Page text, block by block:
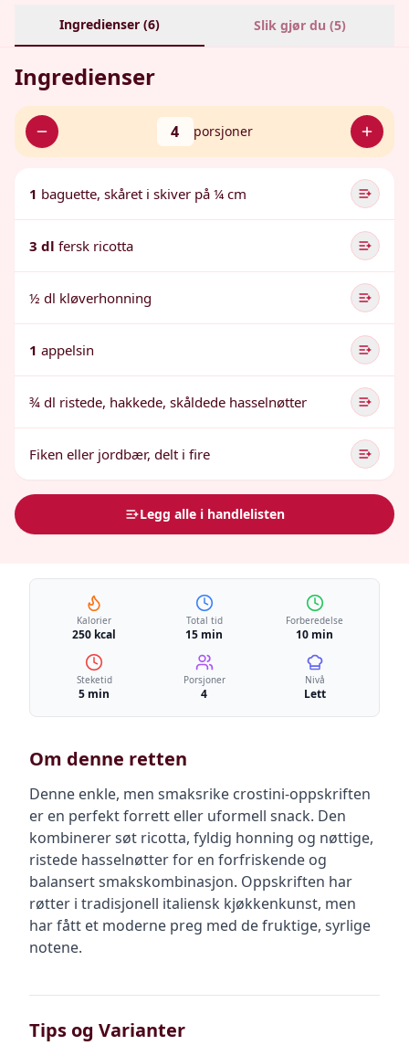
Ingredienser (6) Slik gjør du (5)
Ingredienser
4 porsjoner
1 baguette, skåret i skiver på ¼ cm
3 dl fersk ricotta
½ dl kløverhonning
1 appelsin
¾ dl ristede, hakkede, skåldede hasselnøtter
Fiken eller jordbær, delt i fire
Legg alle i handlelisten
Kalorier
250 kcal
Total tid
15 min
Forberedelse
10 min
Steketid
5 min
Porsjoner
4
Nivå
Lett
Om denne retten
Denne enkle, men smaksrike crostini-oppskriften
er en perfekt forrett eller uformell snack. Den
kombinerer søt ricotta, fyldig honning og nøttige,
ristede hasselnøtter for en forfriskende og
balansert smakskombinasjon. Oppskriften har
røtter i tradisjonell italiensk kjøkkenkunst, men
har fått et moderne preg med de fruktige, syrlige
notene.
Tips og Varianter